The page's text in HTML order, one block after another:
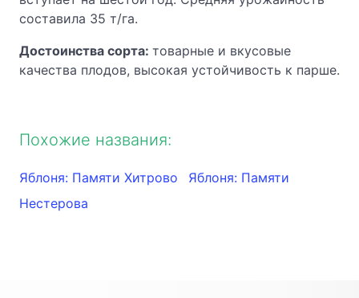
составила 35 т/га.
Достоинства сорта: товарные и вкусовые
качества плодов, высокая устойчивость к парше.
Похожие названия:
Яблоня: Памяти Хитрово
Яблоня: Памяти
Нестерова